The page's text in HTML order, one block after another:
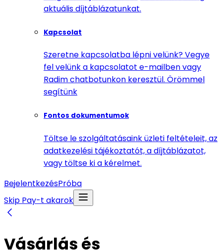
aktuális díjtáblázatunkat.
Kapcsolat
Szeretne kapcsolatba lépni velünk? Vegye
fel velünk a kapcsolatot e-mailben vagy
Radim chatbotunkon keresztül. Örömmel
segítünk
Fontos dokumentumok
Töltse le szolgáltatásaink üzleti feltételeit, az
adatkezelési tájékoztatót, a díjtáblázatot,
vagy töltse ki a kérelmet.
BejelentkezésPróba
Skip Pay-t akarok
Vásárlás és